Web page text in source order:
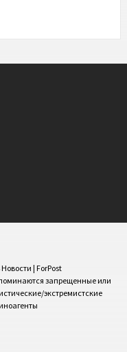
| ForPost
запрещенные или
экстремистские